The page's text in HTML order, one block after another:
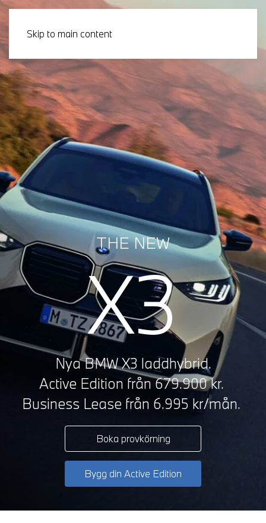
Skip to main content
THE NEW
X3
Nya BMW X3 laddhybrid.
Active Edition från679.900 kr.
Business Lease från 6.995 kr/mån.
Boka provkörning
Bygg din Active Edition